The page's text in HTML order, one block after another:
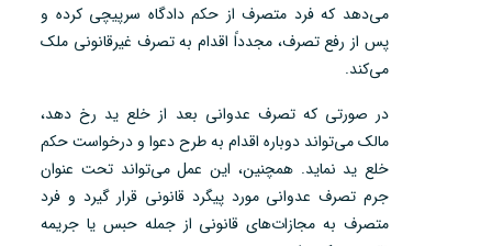
می‌دهد که فرد متصرف از حکم دادگاه سرپیچی کرده و
پس از رفع تصرف، مجدداً اقدام به تصرف غیرقانونی ملک
می‌کند.
در صورتی که تصرف عدوانی بعد از خلع ید رخ دهد،
مالک می‌تواند دوباره اقدام به طرح دعوا و درخواست حکم
خلع ید نماید. همچنین، این عمل می‌تواند تحت عنوان
جرم تصرف عدوانی مورد پیگرد قانونی قرار گیرد و فرد
متصرف به مجازات‌های قانونی از جمله حبس یا جریمه